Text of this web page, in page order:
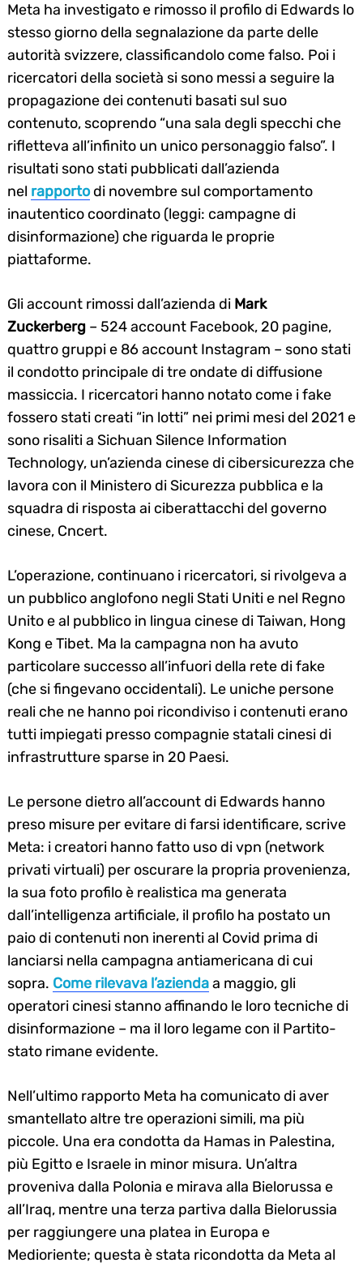
Meta ha investigato e rimosso il profilo di Edwards lo
stesso giorno della segnalazione da parte delle
autorità svizzere, classificandolo come falso. Poi i
ricercatori della società si sono messi a seguire la
propagazione dei contenuti basati sul suo
contenuto, scoprendo “una sala degli specchi che
rifletteva all’infinito un unico personaggio falso”. I
risultati sono stati pubblicati dall’azienda
nel rapportodi novembre sul comportamento
inautentico coordinato (leggi: campagne di
disinformazione) che riguarda le proprie
piattaforme.
Gli account rimossi dall’azienda di Mark
Zuckerberg – 524 account Facebook, 20 pagine,
quattro gruppi e 86 account Instagram – sono stati
il condotto principale di tre ondate di diffusione
massiccia. I ricercatori hanno notato come i fake
fossero stati creati “in lotti” nei primi mesi del 2021 e
sono risaliti a Sichuan Silence Information
Technology, un’azienda cinese di cibersicurezza che
lavora con il Ministero di Sicurezza pubblica e la
squadra di risposta ai ciberattacchi del governo
cinese, Cncert.
L’operazione, continuano i ricercatori, si rivolgeva a
un pubblico anglofono negli Stati Uniti e nel Regno
Unito e al pubblico in lingua cinese di Taiwan, Hong
Kong e Tibet. Ma la campagna non ha avuto
particolare successo all’infuori della rete di fake
(che si fingevano occidentali). Le uniche persone
reali che ne hanno poi ricondiviso i contenuti erano
tutti impiegati presso compagnie statali cinesi di
infrastrutture sparse in 20 Paesi.
Le persone dietro all’account di Edwards hanno
preso misure per evitare di farsi identificare, scrive
Meta: i creatori hanno fatto uso di vpn (network
privati virtuali) per oscurare la propria provenienza,
la sua foto profilo è realistica ma generata
dall’intelligenza artificiale, il profilo ha postato un
paio di contenuti non inerenti al Covid prima di
lanciarsi nella campagna antiamericana di cui
sopra. Come rilevava l’aziendaa maggio, gli
operatori cinesi stanno affinando le loro tecniche di
disinformazione – ma il loro legame con il Partito-
stato rimane evidente.
Nell’ultimo rapporto Meta ha comunicato di aver
smantellato altre tre operazioni simili, ma più
piccole. Una era condotta da Hamas in Palestina,
più Egitto e Israele in minor misura. Un’altra
proveniva dalla Polonia e mirava alla Bielorussa e
all’Iraq, mentre una terza partiva dalla Bielorussia
per raggiungere una platea in Europa e
Medioriente; questa è stata ricondotta da Meta al